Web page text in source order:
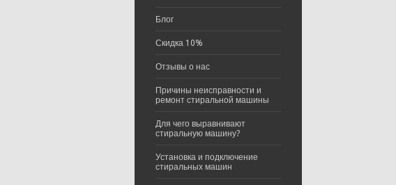
Блог
Скидка 10%
Отзывы о нас
Причины неисправности и
ремонт стиральной машины
Для чего выравнивают
стиральную машину?
Установка и подключение
стиральных машин